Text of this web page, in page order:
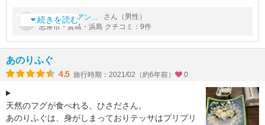
1，2分で灯台につくので、よかったです。
その分、まわりにはコンビニも何もないので、宿に行く前に必要
なも
続きを読む
by フローリアンチッチ
さん（男性）
志摩市・賢島・浜島 クチコミ：9件
あのりふぐ
4.5 旅行時期：2021/02（約6年前） 0
天然のフグが食べれる、ひさださん。
あのりふぐは、身がしまっておりテッサはプリプリ